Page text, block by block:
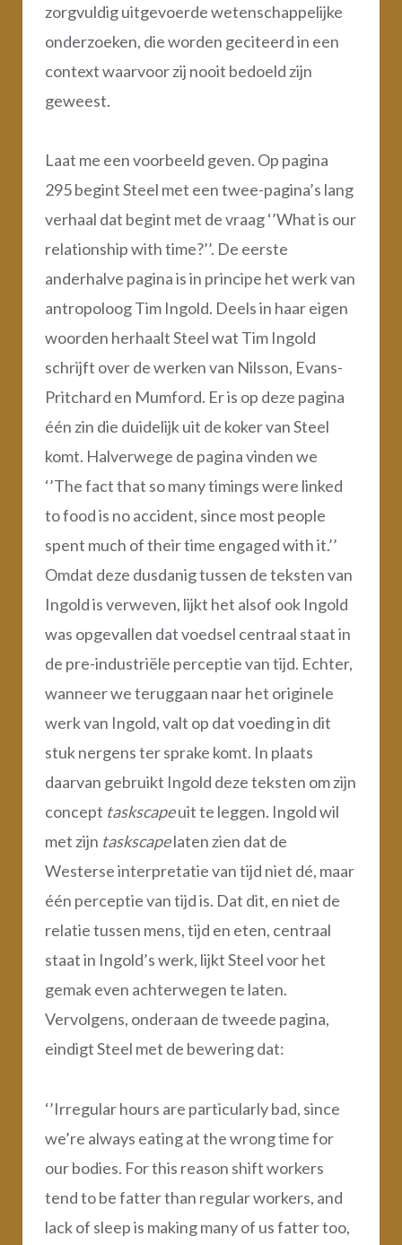
zorgvuldig uitgevoerde wetenschappelijke
onderzoeken, die worden geciteerd in een
context waarvoor zij nooit bedoeld zijn
geweest.
Laat me een voorbeeld geven. Op pagina
295 begint Steel met een twee-pagina’s lang
verhaal dat begint met de vraag ‘’What is our
relationship with time?’’. De eerste
anderhalve pagina is in principe het werk van
antropoloog Tim Ingold. Deels in haar eigen
woorden herhaalt Steel wat Tim Ingold
schrijft over de werken van Nilsson, Evans-
Pritchard en Mumford. Er is op deze pagina
één zin die duidelijk uit de koker van Steel
komt. Halverwege de pagina vinden we
‘’The fact that so many timings were linked
to food is no accident, since most people
spent much of their time engaged with it.’’
Omdat deze dusdanig tussen de teksten van
Ingold is verweven, lijkt het alsof ook Ingold
was opgevallen dat voedsel centraal staat in
de pre-industriële perceptie van tijd. Echter,
wanneer we teruggaan naar het originele
werk van Ingold, valt op dat voeding in dit
stuk nergens ter sprake komt. In plaats
daarvan gebruikt Ingold deze teksten om zijn
concept taskscapeuit te leggen. Ingold wil
met zijn taskscapelaten zien dat de
Westerse interpretatie van tijd niet dé, maar
één perceptie van tijd is. Dat dit, en niet de
relatie tussen mens, tijd en eten, centraal
staat in Ingold’s werk, lijkt Steel voor het
gemak even achterwegen te laten.
Vervolgens, onderaan de tweede pagina,
eindigt Steel met de bewering dat:
‘’Irregular hours are particularly bad, since
we’re always eating at the wrong time for
our bodies. For this reason shift workers
tend to be fatter than regular workers, and
lack of sleep is making many of us fatter too,